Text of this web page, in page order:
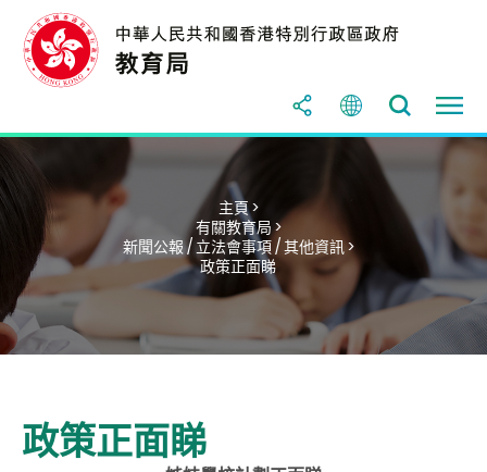
主頁 >
有關教育局 >
新聞公報 / 立法會事項 / 其他資訊 >
政策正面睇
政策正面睇